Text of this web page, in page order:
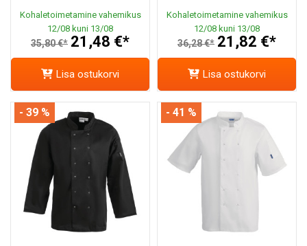
Kohaletoimetamine vahemikus
12/08 kuni 13/08
35,80 €* 21,48 €*
Lisa ostukorvi
Kohaletoimetamine vahemikus
12/08 kuni 13/08
36,28 €* 21,82 €*
Lisa ostukorvi
- 39 % - 41 %